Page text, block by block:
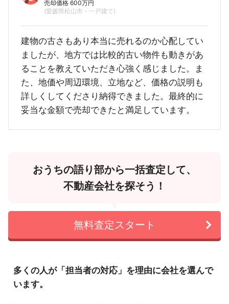
売却価格 600万円
(愛媛県松山市・一戸建て)
建物の古さもあり本当に売れるのか心配してい
ましたが、地方では比較的古い物件も動きがあ
ることを教えていただき心強く感じました。ま
た、地価や周辺環境、立地など、価格の説明も
詳しくしてくださり納得できました。最終的に
妥当な金額で売却できたと満足しています。
おうちの語り部から一括査定して、
不動産会社を探そう！
無料査定スタート
多くの人が「担当者の対応」を理由に会社を選んで
います。